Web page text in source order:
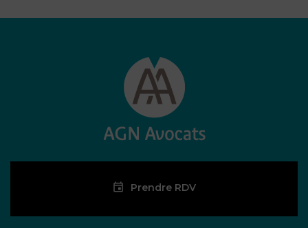
Prendre RDV